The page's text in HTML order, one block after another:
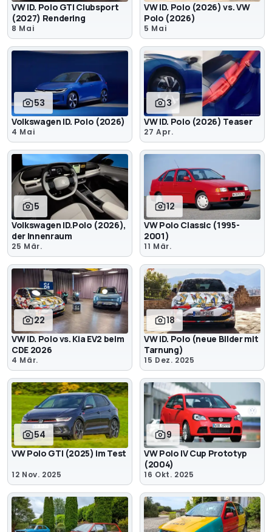
VW ID. Polo GTI Clubsport
(2027) Rendering
8 Mai
VW ID. Polo (2026) vs. VW
Polo (2026)
5 Mai
53
Volkswagen ID. Polo (2026)
4 Mai
3
VW ID. Polo (2026) Teaser
27 Apr.
5
Volkswagen ID.Polo (2026),
der Innenraum
25 Mär.
12
VW Polo Classic (1995-
2001)
11 Mär.
22
VW ID. Polo vs. Kia EV2 beim
CDE 2026
4 Mär.
18
VW ID. Polo (neue Bilder mit
Tarnung)
15 Dez. 2025
54
VW Polo GTI (2025) im Test
12 Nov. 2025
9
VW Polo IV Cup Prototyp
(2004)
16 Okt. 2025